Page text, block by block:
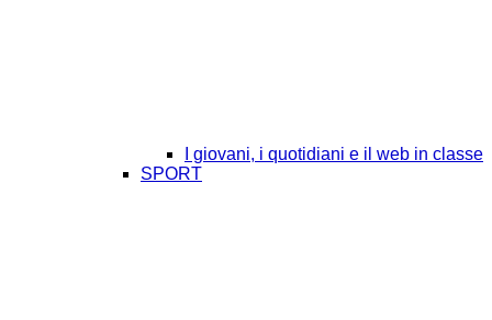
I giovani, i quotidiani e il web in classe
SPORT